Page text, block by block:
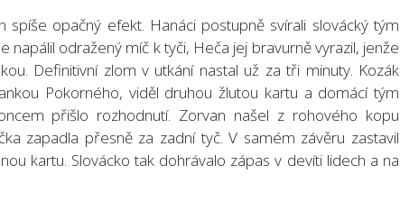
opačný efekt. Hanáci postupně svírali slovácký tým
napálil odražený míč k tyči, Heča jej bravurně vyrazil, jenže
Definitivní zlom v utkání nastal už za tři minuty. Kozák
Pokorného, viděl druhou žlutou kartu a domácí tým
přišlo rozhodnutí. Zorvan našel z rohového kopu
zapadla přesně za zadní tyč. V samém závěru zastavil
kartu. Slovácko tak dohrávalo zápas v devíti lidech a na